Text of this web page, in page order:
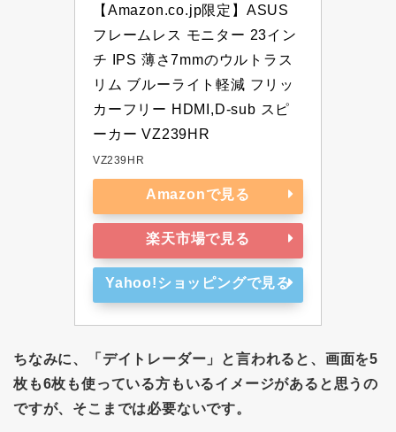
【Amazon.co.jp限定】ASUS
フレームレス モニター 23イン
チ IPS 薄さ7mmのウルトラス
リム ブルーライト軽減 フリッ
カーフリー HDMI,D-sub スピ
ーカー VZ239HR
VZ239HR
Amazonで見る
楽天市場で見る
Yahoo!ショッピングで見る
ちなみに、「デイトレーダー」と言われると、画面を5
枚も6枚も使っている方もいるイメージがあると思うの
ですが、そこまでは必要ないです。